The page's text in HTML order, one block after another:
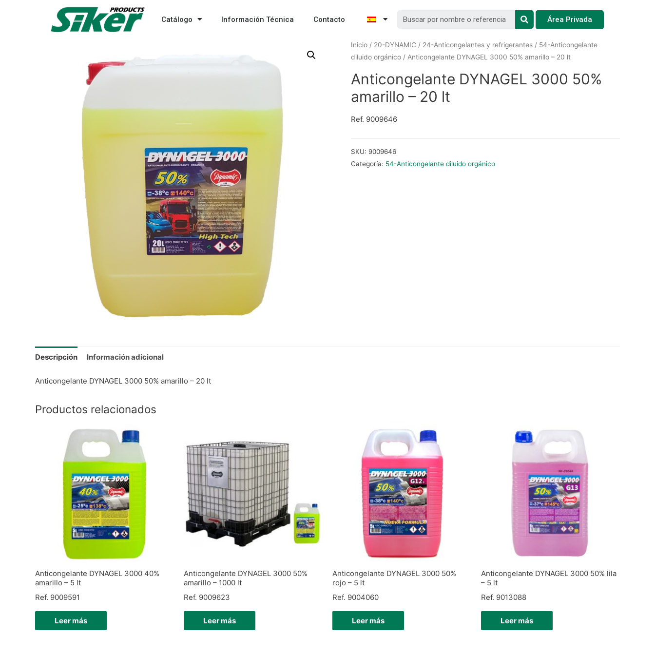
Catálogo Información Técnica Contacto Área Privada
Inicio / 20-DYNAMIC / 24-Anticongelantes y refrigerantes / 54-Anticongelante
diluido orgánico / Anticongelante DYNAGEL 3000 50% amarillo – 20 lt
Anticongelante DYNAGEL 3000 50%
amarillo – 20 lt
Ref. 9009646
SKU: 9009646
Categoría: 54-Anticongelante diluido orgánico
Descripción Información adicional
Anticongelante DYNAGEL 3000 50% amarillo – 20 lt
Productos relacionados
Anticongelante DYNAGEL 3000 40%
amarillo – 5 lt
Ref. 9009591
Leer más
Anticongelante DYNAGEL 3000 50%
amarillo – 1000 lt
Ref. 9009623
Leer más
Anticongelante DYNAGEL 3000 50%
rojo – 5 lt
Ref. 9004060
Leer más
Anticongelante DYNAGEL 3000 50% lila
– 5 lt
Ref. 9013088
Leer más